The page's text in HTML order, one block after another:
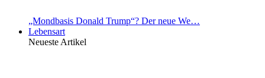
„Mondbasis Donald Trump“? Der neue We…
Lebensart
Neueste Artikel